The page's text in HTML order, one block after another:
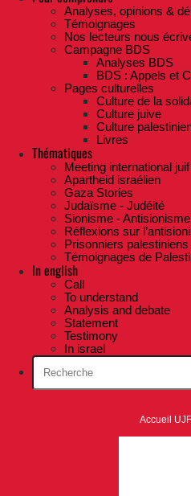
Analyses, opinions &
Témoignages
Nos lecteurs nous
Campagne BDS
Analyses BDS
BDS : Appels et
Pages culturelles
Culture de la
Culture juive
Culture
Livres
Thématiques
Meeting international
Apartheid israélien
Gaza Stories
Judaïsme - Judéité
Sionisme - Antisionisme
Réflexions sur
Prisonniers palestiniens
Témoignages de
In english
Call
To understand
Analysis and debate
Statement
Testimony
In israel
Accueil